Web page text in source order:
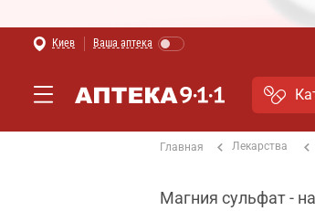
Киев Ваша аптека
Главная Лекарства
Магния сульфат -